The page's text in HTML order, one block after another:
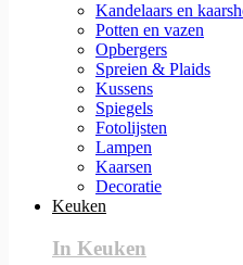
Kandelaars en
Potten en vazen
Opbergers
Spreien & Plaids
Kussens
Spiegels
Fotolijsten
Lampen
Kaarsen
Decoratie
Keuken
In Keuken